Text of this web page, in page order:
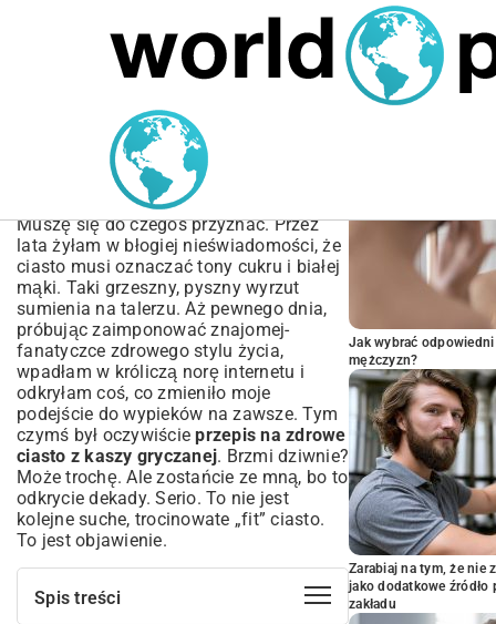
MARIUSZ ŁAMAGA 05.10.2025
Przepis na zdrowe ciasto
z kaszy gryczanej –
wilgotne i pyszne!
Muszę się do czegoś przyznać. Przez
lata żyłam w błogiej nieświadomości, że
ciasto musi oznaczać tony cukru i białej
mąki. Taki grzeszny, pyszny wyrzut
sumienia na talerzu. Aż pewnego dnia,
próbując zaimponować znajomej-
fanatyczce zdrowego stylu życia,
wpadłam w króliczą norę internetu i
odkryłam coś, co zmieniło moje
podejście do wypieków na zawsze. Tym
czymś był oczywiścieprzepis na zdrowe
ciasto z kaszy gryczanej. Brzmi dziwnie?
Może trochę. Ale zostańcie ze mną, bo to
odkrycie dekady. Serio. To nie jest
kolejne suche, trocinowate „fit” ciasto.
To jest objawienie.
Spis treści
Jak wybrać
mężczyzn?
Zarabiaj na tym, że nie
jako dodatkowe
zakładu